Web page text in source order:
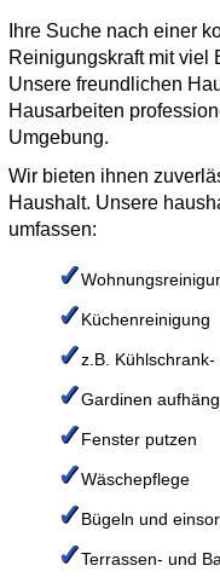
Ihre Suche nach einer
Reinigungskraft mit viel
Unsere freundlichen
Hausarbeiten
Umgebung.
Wir bieten ihnen
Haushalt. Unsere
umfassen:
✓
✓Küchenreinigung
✓z.B.
✓Gardinen
✓Fenster putzen
✓Wäschepflege
✓Bügeln und
✓Terrassen- und